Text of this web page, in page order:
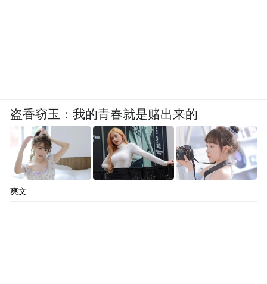
盗香窃玉：我的青春就是赌出来的
爽文